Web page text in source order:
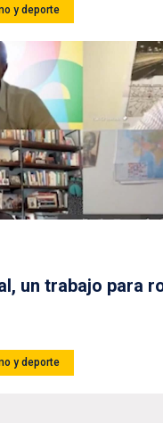
y deporte
un trabajo para
y deporte